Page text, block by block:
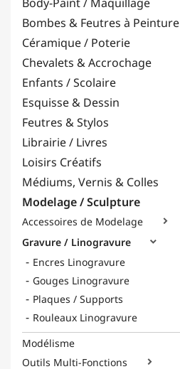
Bombes & Feutres à Peinture
Céramique / Poterie
Chevalets & Accrochage
Enfants / Scolaire
Esquisse & Dessin
Feutres & Stylos
Librairie / Livres
Loisirs Créatifs
Médiums, Vernis & Colles
Modelage / Sculpture
Accessoires de Modelage 
Gravure / Linogravure 
Encres Linogravure
Gouges Linogravure
Plaques / Supports
Rouleaux Linogravure
Modélisme
Outils Multi-Fonctions
